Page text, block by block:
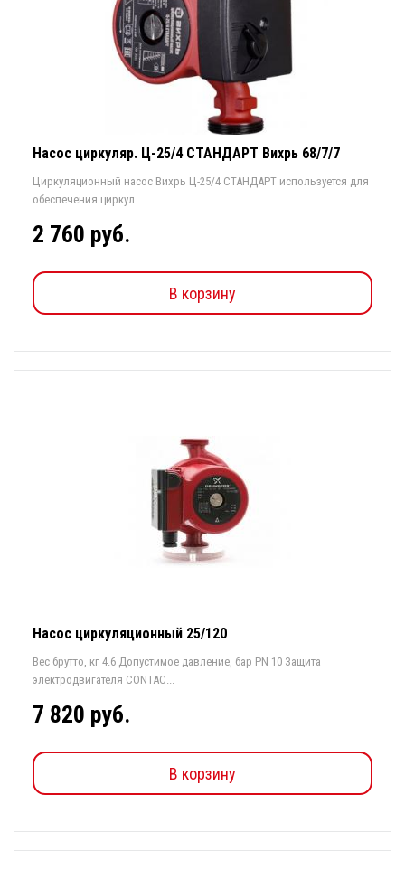
Насос циркуляр. Ц-25/4 СТАНДАРТ Вихрь 68/7/7
Циркуляционный насос Вихрь Ц-25/4 СТАНДАРТ используется для
обеспечения циркул...
2 760 руб.
В корзину
Насос циркуляционный 25/120
Вес брутто, кг 4.6 Допустимое давление, бар PN 10 Защита
электродвигателя CONTAC...
7 820 руб.
В корзину